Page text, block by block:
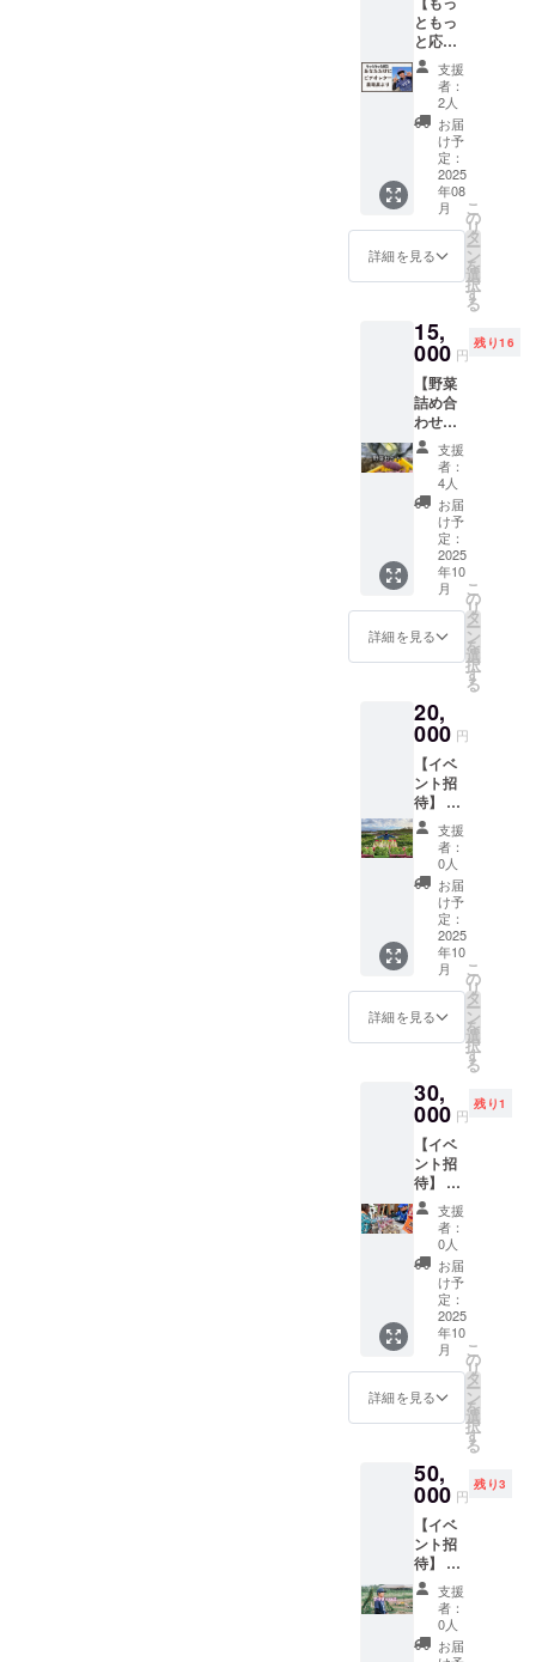
割高に
なって
おりま
すが、
ご容赦
くださ
い。
入りで
それぞ
れの品
種を詰
め合わ
せ ・焼
き芋に
おすす
めで
す！ 保
存方
法：常
温保存
産地：
限：約2
週間
（お届
けより
なるべ
く早く
召し上
がって
くださ
い） ※
写真は
イメー
ジで
す。 ※
収穫時
期によ
り配送
1~2ヶ月
る可能
性があ
りま
す。 ※
クラウ
ドファ
ンディ
ング手
数料と
配送料
の都合
で少々
割高に
なって
おりま
ご容赦
くださ
ともっ
と応
援！
100,000
円】お
礼のビ
デオ
メッ
セージ
※このリ
ターン
は3,000
円のリ
ターン
と同じ
なりま
す。 何
もいら
ない！
ただ応
援した
い！日
本の農
業の未
来を託
した
い！ そ
う思っ
ていた
だけた
のなら
本当に
す。全
力で未
来を創
りま
す。 ・
「しゃ
んくす
ろー
ど」一
同よ
り、心
を込め
た、全
力のお
礼ビデ
オメッ
セージ
しま
す。 ・
動画内
で声か
けをし
ますの
で、
「ニッ
クネー
ム」を
備考欄
にご記
載くだ
さい。
備考欄
にして
おりま
かけが
不要な
方は無
記入で
も構い
ませ
ん。 ・
収録時
間：
30~60
支援
者：
2人
お届
け予
定：
2025
年08
月
詳細を見る
こ
の
リ
タ
ー
ン
を
選
択
す
る
15,
000 円
残り16
【野菜
詰め合
わせ
セッ
ト】
【サツ
マイ
モ、
キャベ
ツ】
しゃん
くす
ろーど
が育て
た野菜
をお楽
ださ
い！
【サツ
マイ
モ】 ・
紅はる
か、シ
ルクス
イート
・500ｇ
前後で2
本入り
でそれ
ぞれの
品種を
詰め合
わせ ・
す！ 保
存方
法：常
温保存
産地：
山形県
高畠町
賞味期
限：約2
週間
（お届
けより
なるべ
く早く
召し上
がって
くださ
玉】
しゃん
くす
ろーど
が育て
たキャ
ベツを
お楽し
みくだ
さい！
支援
者：
4人
お届
け予
定：
2025
年10
月
詳細を見る
こ
の
リ
タ
ー
ン
を
選
択
す
る
20,
000 円
【イベ
ント招
待】 農
作業体
験にご
招待し
ます ・
日程：
2025年
9月
・場
所：山
形県高
畠町 ・
支援者
様の交
滞在費
は各自
でご負
担くだ
さい。
・クラ
ウド
ファン
ディン
グ終了
後、会
場など
詳細情
報を
メール
にてご
案内し
支援
者：
0人
お届
け予
定：
2025
年10
月
詳細を見る
こ
の
リ
タ
ー
ン
を
選
択
す
る
30,
000 円
残り1
【イベ
ント招
待】 対
面販売
会にご
招待し
ます ・
日程：
2025年
10月〜
11月
予定 ・
場所：
山形県
高畠町
・一緒
を販売
しょう
・支援
者様の
交通費
や滞在
費は各
自でご
負担く
ださ
支援
者：
0人
お届
け予
定：
2025
年10
月
詳細を見る
こ
の
リ
タ
ー
ン
を
選
択
す
る
50,
000 円
残り3
【イベ
ント招
待】 農
作業体
験にご
招待し
ます ・
支援
者：
0人
お届